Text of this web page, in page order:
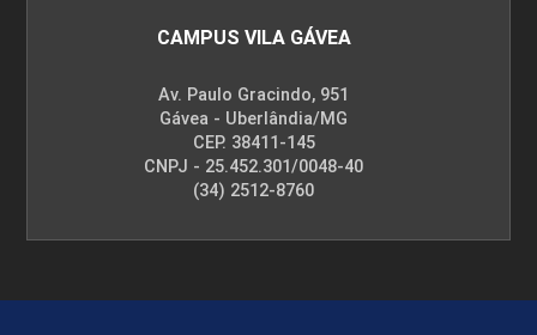
CAMPUS VILA GÁVEA
Av. Paulo Gracindo, 951
Gávea - Uberlândia/MG
CEP. 38411-145
CNPJ - 25.452.301/0048-40
(34) 2512-8760